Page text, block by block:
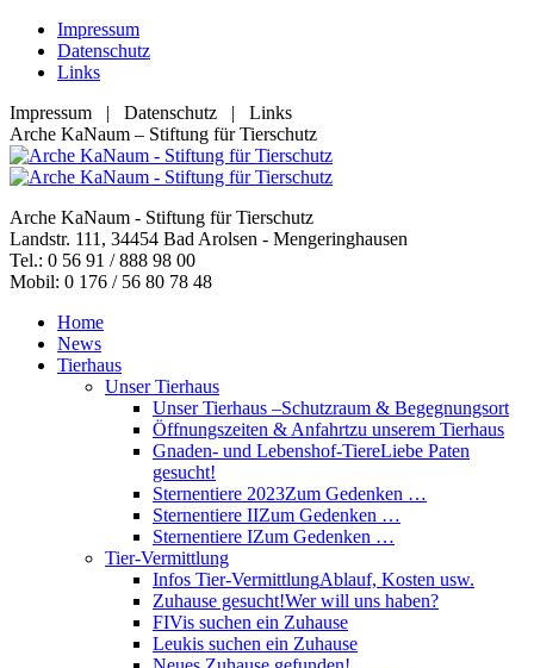
Zum
Inhalt
springen
Impressum
Datenschutz
Links
Impressum | Datenschutz | Links
Facebook
page
opens
new
window
YouTube
page
opens
new
window
RSS
page
opens
new
window
E-
Mail
page
in
new
window
Arche KaNaum – Stiftung für Tierschutz
Arche KaNaum - Stiftung für Tierschutz
Landstr. 111, 34454 Bad Arolsen - Mengeringhausen
Tel.: 0 56 91 / 888 98 00
Mobil: 0 176 / 56 80 78 48
Home
News
Tierhaus
Unser Tierhaus
Unser Tierhaus –Schutzraum & Begegnungsort
Öffnungszeiten & Anfahrtzu unserem Tierhaus
Gnaden- und Lebenshof-TiereLiebe Paten
gesucht!
Sternentiere 2023Zum Gedenken …
Sternentiere IIZum Gedenken …
Sternentiere IZum Gedenken …
Tier-Vermittlung
Infos Tier-VermittlungAblauf, Kosten usw.
Zuhause gesucht!Wer will uns haben?
FIVis suchen ein Zuhause
Leukis suchen ein Zuhause